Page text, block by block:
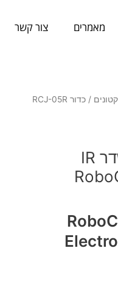
מאמרים צור קשר
/ כדור RCJ-05R
כדור RCJ-05R משדר IR